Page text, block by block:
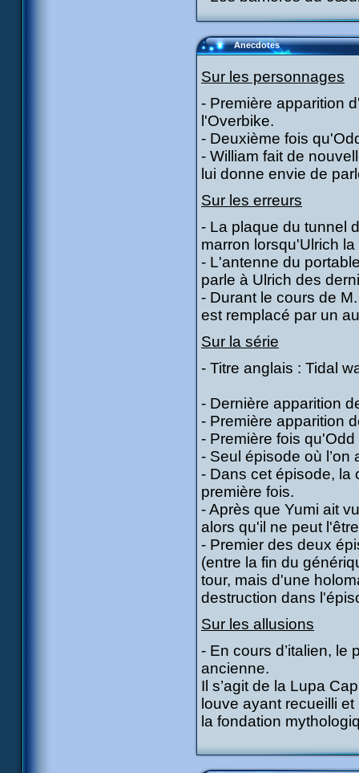
Anecdotes
Sur les personnages
- Première apparition
l'Overbike.
- Deuxième fois
- William fait de
lui donne envie de
Sur les erreurs
- La plaque du tunnel
marron lorsqu'Ulrich la
- L'antenne du
parle à Ulrich des
- Durant le cours de
est remplacé par un
Sur la série
- Titre anglais : Tidal
- Dernière apparition
- Première apparition
- Première fois
- Seul épisode où l’on
- Dans cet épisode, la
première fois.
- Après que Yumi ait
alors qu'il ne peut
- Premier des deux
(entre la fin du
tour, mais d'une
destruction dans
Sur les allusions
- En cours d’italien, le
ancienne.
Il s’agit de la Lupa
louve ayant recueilli
la fondation